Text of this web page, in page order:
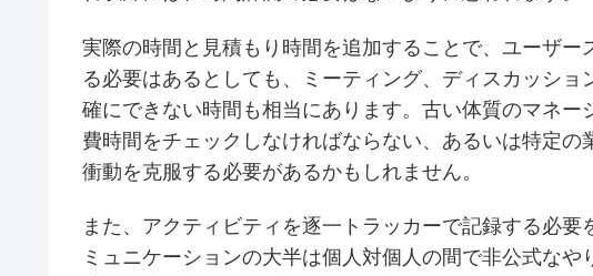
実際の時間と見積もり時間を追加することで、ユーザ
る必要はあるとしても、ミーティング、ディスカッシ
確にできない時間も相当にあります。古い体質のマネ
費時間をチェックしなければならない、あるいは特定の
衝動を克服する必要があるかもしれません。
また、アクティビティを逐一トラッカーで記録する必
ミュニケーションの大半は個人対個人の間で非公式な